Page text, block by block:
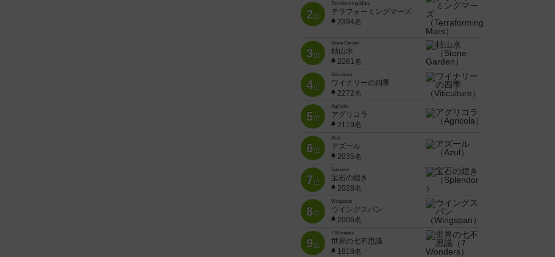
2位
Terraforming Mars
テラフォーミングマーズ
2394名
3位
Stone Garden
枯山水
2281名
4位
Viticulture
ワイナリーの四季
2272名
5位
Agricola
アグリコラ
2119名
6位
Azul
アズール
2035名
7位
Splendor
宝石の煌き
2028名
8位
Wingspan
ウイングスパン
2006名
9位
7 Wonders
世界の七不思議
1919名